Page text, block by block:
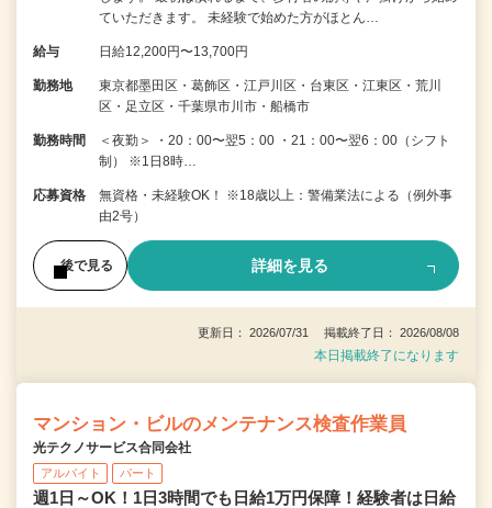
ていただきます。 未経験で始めた方がほとん…
給与 日給12,200円〜13,700円
勤務地
東京都墨田区・葛飾区・江戸川区・台東区・江東区・荒川
区・足立区・千葉県市川市・船橋市
勤務時間
＜夜勤＞ ・20：00〜翌5：00 ・21：00〜翌6：00（シフト
制） ※1日8時…
応募資格
無資格・未経験OK！ ※18歳以上：警備業法による（例外事
由2号）
後で見る 詳細を見る
更新日： 2026/07/31 掲載終了日： 2026/08/08
本日掲載終了になります
マンション・ビルのメンテナンス検査作業員
光テクノサービス合同会社
アルバイト パート
週1日～OK！1日3時間でも日給1万円保障！経験者は日給